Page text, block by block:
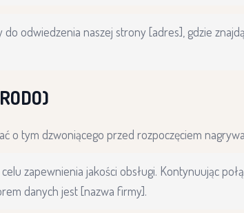
do odwiedzenia naszej strony [adres], gdzie
o tym dzwoniącego przed rozpoczęciem
zapewnienia jakości obsługi. Kontynuując
danych jest [nazwa firmy].